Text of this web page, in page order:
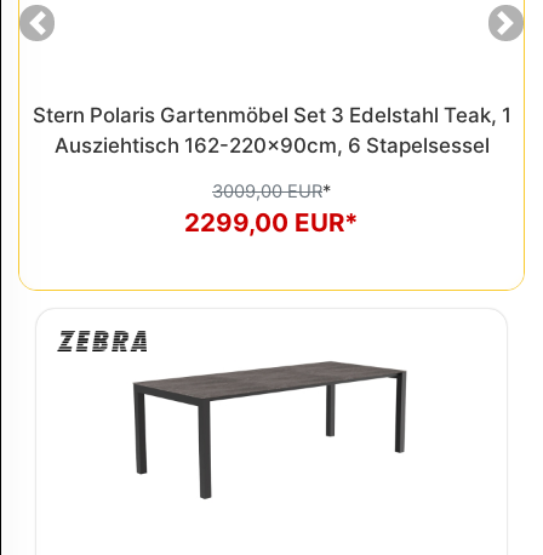
Stern Polaris Gartenmöbel Set 3 Edelstahl Teak, 1
Ausziehtisch 162-220x90cm, 6 Stapelsessel
3009,00 EUR*
2299,00 EUR*
Previous